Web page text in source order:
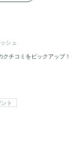
シュ
チコミをピックアップ！
ト